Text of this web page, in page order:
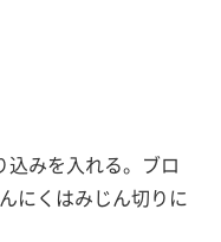
込みを入れる。ブロ
にくはみじん切りに